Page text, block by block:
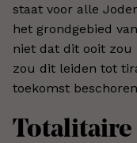
staat voor alle
het grondgebied
niet dat dit ooit zou
zou dit leiden tot
toekomst